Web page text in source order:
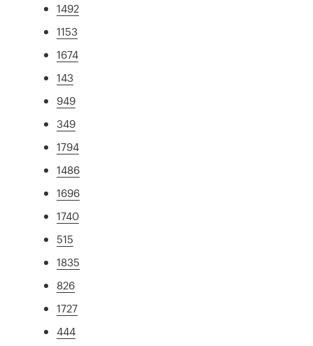
1492
1153
1674
143
949
349
1794
1486
1696
1740
515
1835
826
1727
444